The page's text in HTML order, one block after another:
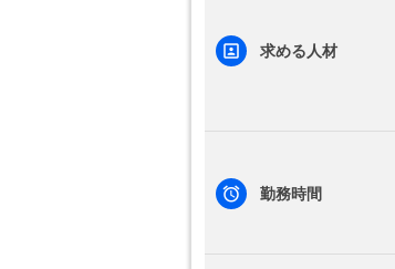
求める人材
勤務時間